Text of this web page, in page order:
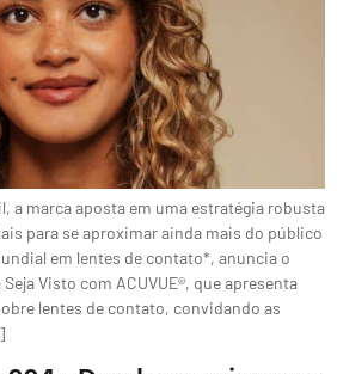
a marca aposta em uma estratégia robusta
para se aproximar ainda mais do público
em lentes de contato*, anuncia o
Visto com ACUVUE®, que apresenta
lentes de contato, convidando as